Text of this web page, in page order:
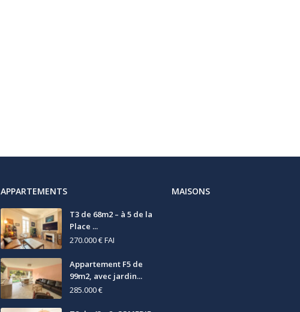
APPARTEMENTS
T3 de 68m2 – à 5 de la
Place ...
270.000 €FAI
Appartement F5 de
99m2, avec jardin...
285.000 €
MAISONS